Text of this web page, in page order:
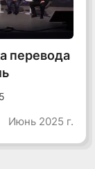
перевода
Июнь 2025 г.